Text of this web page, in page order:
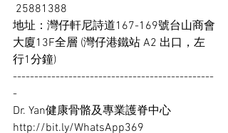
25881388
地址：灣仔軒尼詩道167-169號台山商會
大廈13F全層 (灣仔港鐵站 A2 出口，左
行1分鐘)
-----------------------------------------------
-
Dr. Yan健康骨骼及專業護脊中心
http://bit.ly/WhatsApp369